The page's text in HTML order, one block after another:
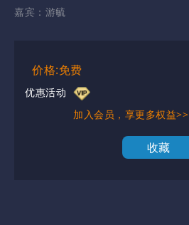
嘉宾： 游毓
价格:免费
优惠活动
加入会员，享更多权益>>
收藏